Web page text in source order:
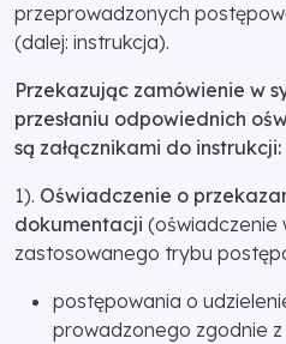
przeprowadzonych
(dalej: instrukcja).
Przekazując zamówienie w
przesłaniu odpowiednich
są załącznikami do instrukcji:
1). Oświadczenie o
dokumentacji (oświadczenie
zastosowanego trybu
postępowania o
prowadzonego zgodnie z